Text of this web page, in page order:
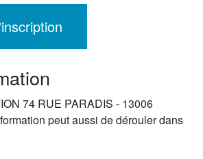
74 RUE PARADIS - 13006
peut aussi de dérouler dans